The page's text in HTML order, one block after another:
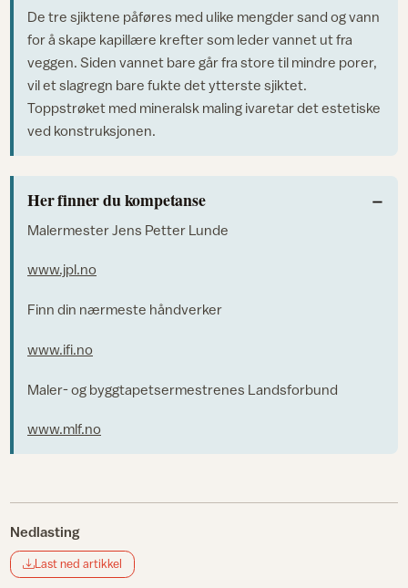
De tre sjiktene påføres med ulike mengder sand og vann
for å skape kapillære krefter som leder vannet ut fra
veggen. Siden vannet bare går fra store til mindre porer,
vil et slagregn bare fukte det ytterste sjiktet.
Toppstrøket med mineralsk maling ivaretar det estetiske
ved konstruksjonen.
Her finner du kompetanse
Malermester Jens Petter Lunde
www.jpl.no
Finn din nærmeste håndverker
www.ifi.no
Maler- og byggtapetsermestrenes Landsforbund
www.mlf.no
Nedlasting
Last ned artikkel